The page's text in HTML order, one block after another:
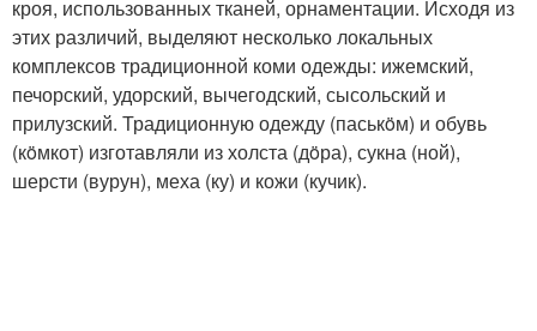
кроя, использованных тканей, орнаментации. Исходя из
этих различий, выделяют несколько локальных
комплексов традиционной коми одежды: ижемский,
печорский, удорский, вычегодский, сысольский и
прилузский. Традиционную одежду (паськöм) и обувь
(кöмкот) изготавляли из холста (дöра), сукна (ной),
шерсти (вурун), меха (ку) и кожи (кучик).